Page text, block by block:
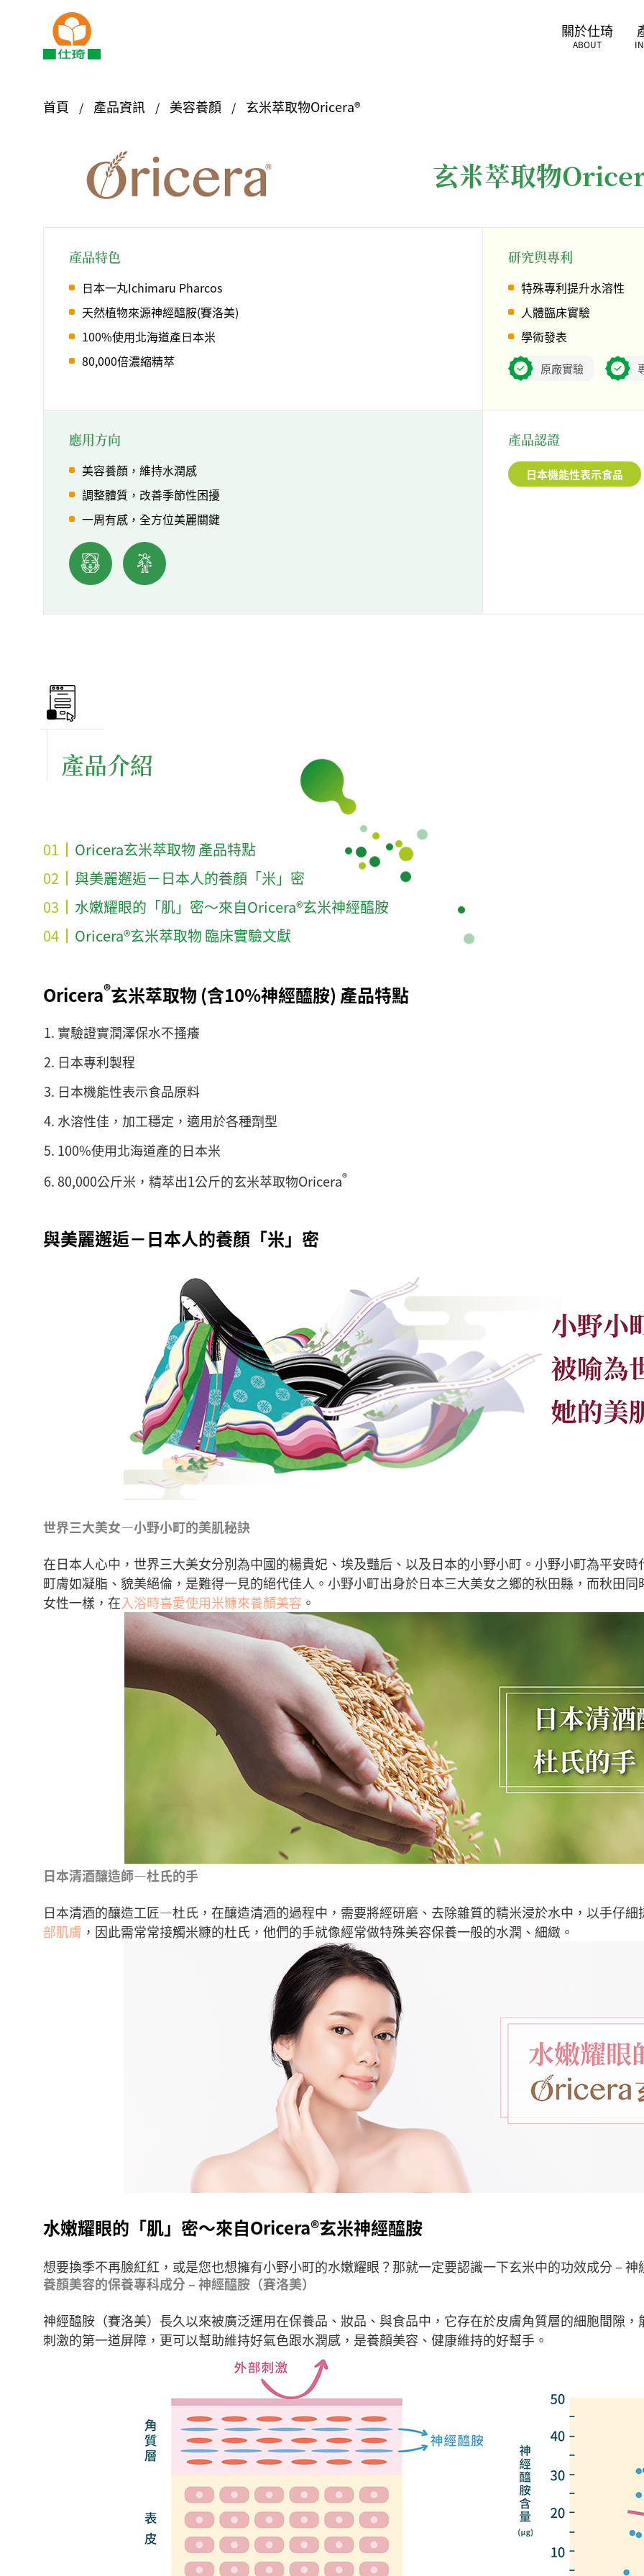
關於仕琦
ABOUT
首頁 產品資訊 美容養顏 玄米萃取物Oricera®
玄米萃取物
產品特色
日本一丸Ichimaru Pharcos
天然植物來源神經醯胺(賽洛美)
100%使用北海道產日本米
80,000倍濃縮精萃
研究與專利
特殊專利提升水溶性
人體臨床實驗
學術發表
原廠實驗
應用方向
美容養顏，維持水潤感
調整體質，改善季節性困擾
一周有感，全方位美麗關鍵
產品認證
日本機能性表示食品
產品介紹
Oricera玄米萃取物 產品特點
與美麗邂逅－日本人的養顏「米」密
水嫩耀眼的「肌」密～來自Oricera®玄米神經醯胺
Oricera®玄米萃取物 臨床實驗文獻
Oricera®玄米萃取物 (含10%神經醯胺) 產品特點
實驗證實潤澤保水不搔癢
日本專利製程
日本機能性表示食品原料
水溶性佳，加工穩定，適用於各種劑型
100%使用北海道產的日本米
80,000公斤米，精萃出1公斤的玄米萃取物Oricera®
與美麗邂逅－日本人的養顏「米」密
世界三大美女—小野小町的美肌秘訣
在日本人心中，世界三大美女分別為中國的楊貴妃、埃及豔后、以及日本的小野小町。小野小町為平安
町膚如凝脂、貌美絕倫，是難得一見的絕代佳人。小野小町出身於日本三大美女之鄉的秋田縣，而秋田
女性一樣，在入浴時喜愛使用米糠來養顏美容 。
日本清酒釀造師—杜氏的手
日本清酒的釀造工匠—杜氏，在釀造清酒的過程中，需要將經研磨、去除雜質的精米浸於水中，以手仔細
部肌膚 ，因此需常常接觸米糠的杜氏，他們的手就像經常做特殊美容保養一般的水潤、細緻。
水嫩耀眼的「肌」密～來自Oricera®玄米神經醯胺
想要換季不再臉紅紅，或是您也想擁有小野小町的水嫩耀眼？那就一定要認識一下玄米中的功效成分 – 神
養顏美容的保養專科成分 – 神經醯胺（賽洛美）
神經醯胺（賽洛美）長久以來被廣泛運用在保養品、妝品、與食品中，它存在於皮膚角質層的細胞間隙
刺激的第一道屏障，更可以幫助維持好氣色跟水潤感，是養顏美容、健康維持的好幫手。